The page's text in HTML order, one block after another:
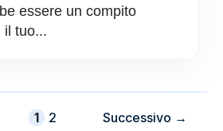
essere un compito
il tuo...
Pagina
1 Pagina
2 Successivo →